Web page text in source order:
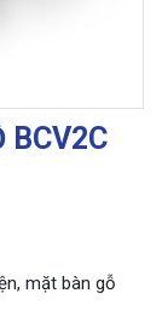
BCV2C
mặt bàn gỗ